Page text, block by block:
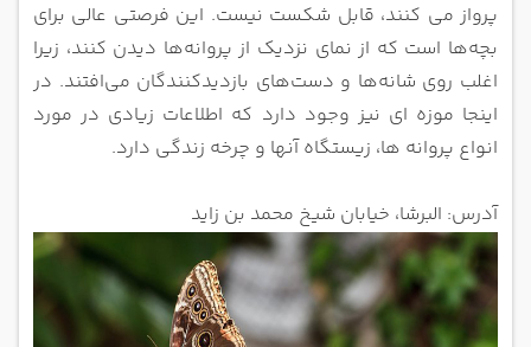
پرواز می کنند، قابل شکست نیست. این فرصتی عالی برای
بچه‌ها است که از نمای نزدیک از پروانه‌ها دیدن کنند، زیرا
اغلب روی شانه‌ها و دست‌های بازدیدکنندگان می‌افتند. در
اینجا موزه ای نیز وجود دارد که اطلاعات زیادی در مورد
انواع پروانه ها، زیستگاه آنها و چرخه زندگی دارد.
آدرس: البرشا، خیابان شیخ محمد بن زاید